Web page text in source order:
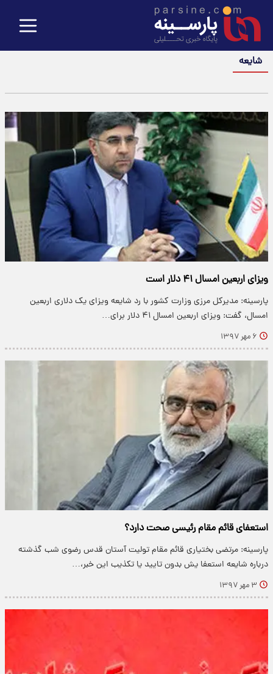
شایعه
ویزای اربعین امسال ۴۱ دلار است
پارسینه: مدیرکل مرزی وزارت کشور با رد شایعه ویزای یک دلاری اربعین
امسال، گفت: ویزای اربعین امسال ۴۱ دلار برای…
۶ مهر ۱۳۹۷
استعفای قائم مقام رئیسی صحت دارد؟
پارسینه: مرتضی بختیاری قائم مقام تولیت آستان قدس رضوی شب گذشته
درباره شایعه استعفا یش بدون تایید یا تکذیب این خبر،…
۳ مهر ۱۳۹۷